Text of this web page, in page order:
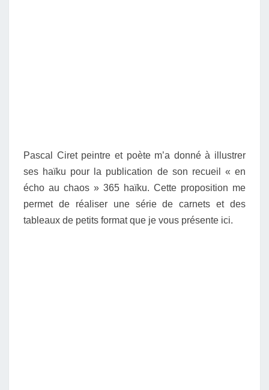
Pascal Ciret peintre et poète m’a donné à illustrer
ses haïku pour la publication de son recueil « en
écho au chaos » 365 haïku. Cette proposition me
permet de réaliser une série de carnets et des
tableaux de petits format que je vous présente ici.